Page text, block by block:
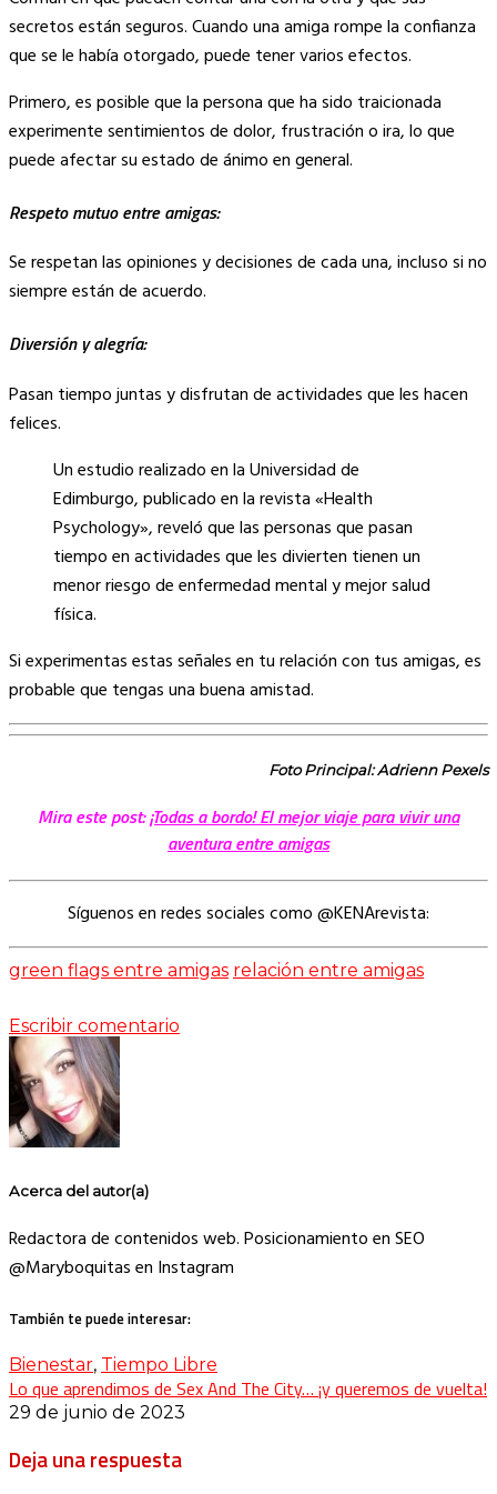
secretos están seguros. Cuando una amiga rompe la confianza
que se le había otorgado, puede tener varios efectos.
Primero, es posible que la persona que ha sido traicionada
experimente sentimientos de dolor, frustración o ira, lo que
puede afectar su estado de ánimo en general.
Respeto mutuo entre amigas:
Se respetan las opiniones y decisiones de cada una, incluso si no
siempre están de acuerdo.
Diversión y alegría:
Pasan tiempo juntas y disfrutan de actividades que les hacen
felices.
Un estudio realizado en la Universidad de
Edimburgo, publicado en la revista «Health
Psychology», reveló que las personas que pasan
tiempo en actividades que les divierten tienen un
menor riesgo de enfermedad mental y mejor salud
física.
Si experimentas estas señales en tu relación con tus amigas, es
probable que tengas una buena amistad.
Foto Principal: Adrienn Pexels
Mira este post:¡Todas a bordo! El mejor viaje para vivir una
aventura entre amigas
Síguenos en redes sociales como @KENArevista:
green flags entre amigas relación entre amigas
Escribir comentario
Acerca del autor(a)
Redactora de contenidos web. Posicionamiento en SEO
@Maryboquitas en Instagram
También te puede interesar:
Bienestar, Tiempo Libre
Lo que aprendimos de Sex And The City… ¡y queremos de vuelta!
29 de junio de 2023
Deja una respuesta